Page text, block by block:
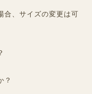
合、サイズの変更は可
？